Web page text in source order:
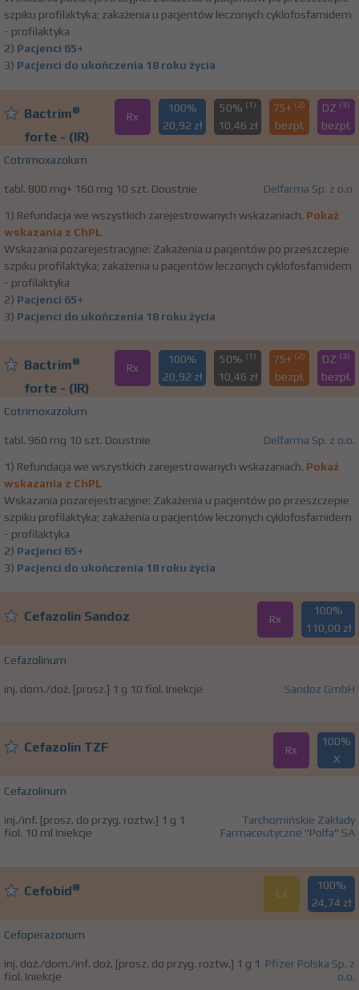
szpiku profilaktyka; zakażenia u pacjentów leczonych cyklofosfamidem
- profilaktyka
2) Pacjenci 65+
3) Pacjenci do ukończenia 18 roku życia
Bactrim®
forte - (IR)
Rx
100%
20,92 zł
50% (1)
10,46 zł
75+ (2)
bezpł.
DZ (3)
bezpł.
Cotrimoxazolum
tabl. 800 mg+ 160 mg 10 szt. Doustnie Delfarma Sp. z o.o.
1) Refundacja we wszystkich zarejestrowanych wskazaniach. Pokaż
wskazania z ChPL
Wskazania pozarejestracyjne: Zakażenia u pacjentów po przeszczepie
szpiku profilaktyka; zakażenia u pacjentów leczonych cyklofosfamidem
- profilaktyka
2) Pacjenci 65+
3) Pacjenci do ukończenia 18 roku życia
Bactrim®
forte - (IR)
Rx
100%
20,92 zł
50% (1)
10,46 zł
75+ (2)
bezpł.
DZ (3)
bezpł.
Cotrimoxazolum
tabl. 960 mg 10 szt. Doustnie Delfarma Sp. z o.o.
1) Refundacja we wszystkich zarejestrowanych wskazaniach. Pokaż
wskazania z ChPL
Wskazania pozarejestracyjne: Zakażenia u pacjentów po przeszczepie
szpiku profilaktyka; zakażenia u pacjentów leczonych cyklofosfamidem
- profilaktyka
2) Pacjenci 65+
3) Pacjenci do ukończenia 18 roku życia
Cefazolin Sandoz Rx
100%
110,00 zł
Cefazolinum
inj. dom./doż. [prosz.] 1 g 10 fiol. Iniekcje Sandoz GmbH
Cefazolin TZF Rx
100%
X
Cefazolinum
inj./inf. [prosz. do przyg. roztw.] 1 g 1
fiol. 10 ml Iniekcje
Tarchomińskie Zakłady
Farmaceutyczne "Polfa" SA
Cefobid® Lz
100%
24,74 zł
Cefoperazonum
inj. doż./dom./inf. doż. [prosz. do przyg. roztw.] 1 g 1
fiol. Iniekcje
Pfizer Polska Sp. z
o.o.